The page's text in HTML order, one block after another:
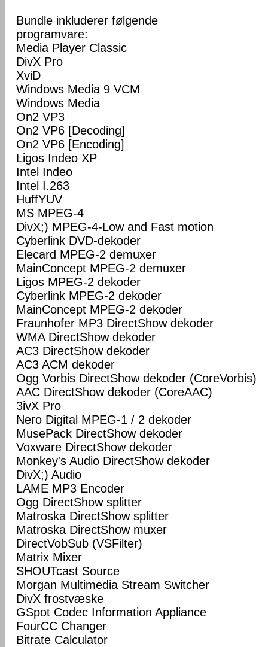
Bundle inkluderer følgende
programvare:
Media Player Classic
DivX Pro
XviD
Windows Media 9 VCM
Windows Media
On2 VP3
On2 VP6 [Decoding]
On2 VP6 [Encoding]
Ligos Indeo XP
Intel Indeo
Intel I.263
HuffYUV
MS MPEG-4
DivX;) MPEG-4-Low and Fast motion
Cyberlink DVD-dekoder
Elecard MPEG-2 demuxer
MainConcept MPEG-2 demuxer
Ligos MPEG-2 dekoder
Cyberlink MPEG-2 dekoder
MainConcept MPEG-2 dekoder
Fraunhofer MP3 DirectShow dekoder
WMA DirectShow dekoder
AC3 DirectShow dekoder
AC3 ACM dekoder
Ogg Vorbis DirectShow dekoder (CoreVorbis)
AAC DirectShow dekoder (CoreAAC)
3ivX Pro
Nero Digital MPEG-1 / 2 dekoder
MusePack DirectShow dekoder
Voxware DirectShow dekoder
Monkey's Audio DirectShow dekoder
DivX;) Audio
LAME MP3 Encoder
Ogg DirectShow splitter
Matroska DirectShow splitter
Matroska DirectShow muxer
DirectVobSub (VSFilter)
Matrix Mixer
SHOUTcast Source
Morgan Multimedia Stream Switcher
DivX frostvæske
GSpot Codec Information Appliance
FourCC Changer
Bitrate Calculator